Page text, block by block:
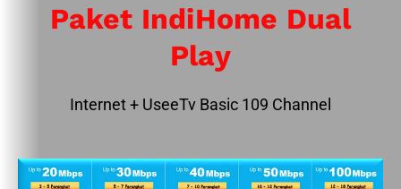
Paket IndiHome Dual
Play
Internet + UseeTv Basic 109 Channel